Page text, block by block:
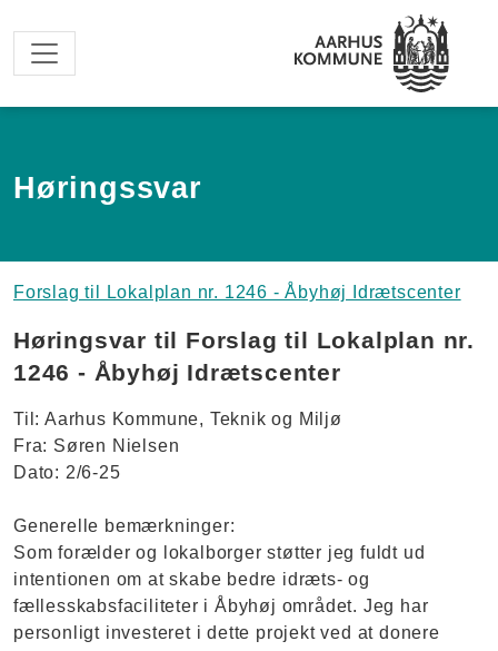
Høringssvar
Forslag til Lokalplan nr. 1246 - Åbyhøj Idrætscenter
Høringsvar til Forslag til Lokalplan nr.
1246 - Åbyhøj Idrætscenter
Til: Aarhus Kommune, Teknik og Miljø
Fra: Søren Nielsen
Dato: 2/6-25
Generelle bemærkninger:
Som forælder og lokalborger støtter jeg fuldt ud
intentionen om at skabe bedre idræts- og
fællesskabsfaciliteter i Åbyhøj området. Jeg har
personligt investeret i dette projekt ved at donere